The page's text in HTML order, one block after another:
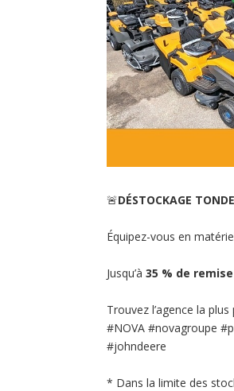
🚨DÉSTOCKAGE
Équipez-vous en
Jusqu’à35 % de remise
Trouvez l’agence la
#NOVA#novagroupe
#johndeere
* Dans la limite des